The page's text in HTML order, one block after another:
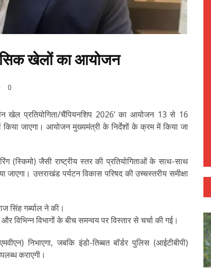
खेलों का आयोजन
0
खेल प्रतियोगिता/चैंपियनशिप 2026’ का आयोजन 13 से 16
जाएगा। आयोजन मुख्यमंत्री के निर्देशों के क्रम में किया जा
(स्किमो) जैसी राष्ट्रीय स्तर की प्रतियोगिताओं के साथ-साथ
उत्तराखंड पर्यटन विकास परिषद की उच्चस्तरीय समीक्षा
सिंह गर्ब्याल ने की।
विभिन्न विभागों के बीच समन्वय पर विस्तार से चर्चा की गई।
निभाएगा, जबकि इंडो-तिब्बत बॉर्डर पुलिस (आईटीबीपी)
कराएगी।